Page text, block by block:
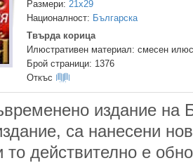
Размери: 21x29
Националност: Българска
Твърда корица
Илюстративен материал: смесен
Брой страници: 1376
Откъс
издание на
са нанесени
то действително е